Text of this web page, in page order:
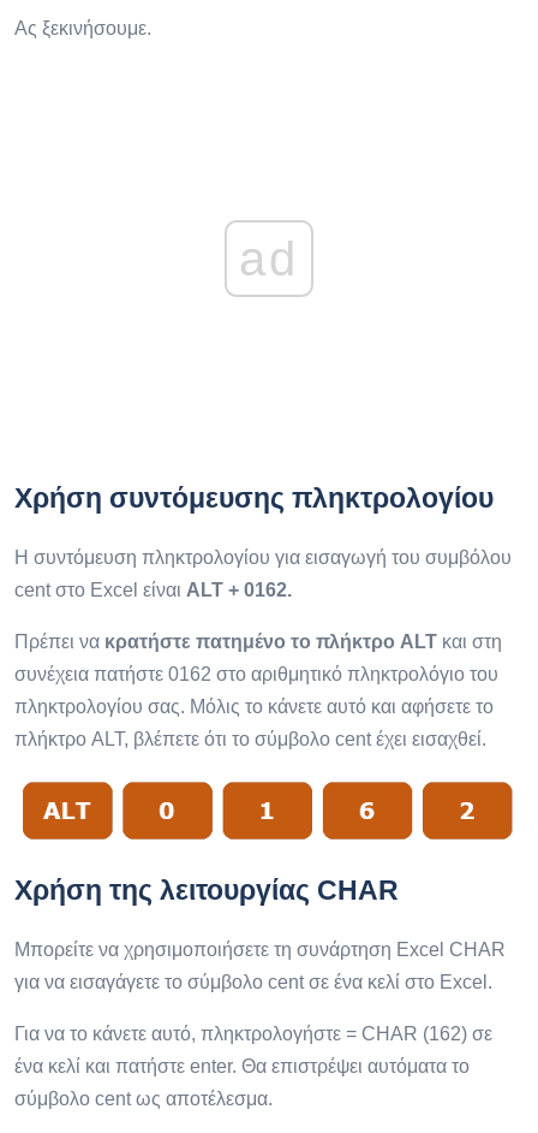
Ας ξεκινήσουμε.
ad
Χρήση συντόμευσης πληκτρολογίου
Η συντόμευση πληκτρολογίου για εισαγωγή του συμβόλου
cent στο Excel είναι ALT + 0162.
Πρέπει να κρατήστε πατημένο το πλήκτρο ALT και στη
συνέχεια πατήστε 0162 στο αριθμητικό πληκτρολόγιο του
πληκτρολογίου σας. Μόλις το κάνετε αυτό και αφήσετε το
πλήκτρο ALT, βλέπετε ότι το σύμβολο cent έχει εισαχθεί.
Χρήση της λειτουργίας CHAR
Μπορείτε να χρησιμοποιήσετε τη συνάρτηση Excel CHAR
για να εισαγάγετε το σύμβολο cent σε ένα κελί στο Excel.
Για να το κάνετε αυτό, πληκτρολογήστε = CHAR (162) σε
ένα κελί και πατήστε enter. Θα επιστρέψει αυτόματα το
σύμβολο cent ως αποτέλεσμα.